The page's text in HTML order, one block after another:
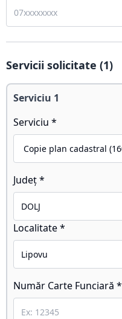
Servicii solicitate (1)
Serviciu 1
Serviciu *
Județ *
Localitate *
Număr Carte Funciară *